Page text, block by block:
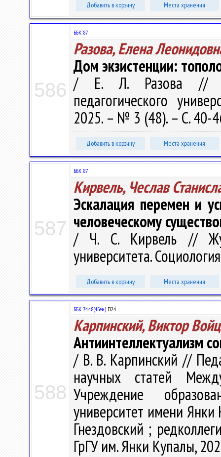
Добавить в корзину Места хранения
586
ББК 87
Разова, Елена
Дом экзистенции:
/ Е. Л. Разова //
педагогического
2025. – № 3 (48). – С. 40-
Добавить в корзину Места хранения
587
ББК 87
Кирвель, Чеслав
Эскалация перемен и
человеческому
/ Ч. С. Кирвель //
университета.
Добавить в корзину Места хранения
588
ББК 74.48(4Беи) П24
Карпинский, Виктор
Антиинтеллектуализм
/ В. В. Карпинский //
научных статей
Учреждение
университет имени
Гнездовский ;
ГрГУ им. Янки Купалы,